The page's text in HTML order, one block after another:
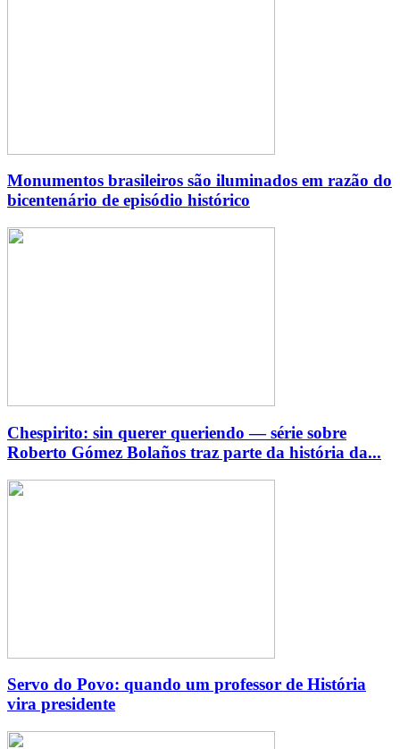
Monumentos brasileiros são iluminados em razão do
bicentenário de episódio histórico
Chespirito: sin querer queriendo — série sobre
Roberto Gómez Bolaños traz parte da história da...
Servo do Povo: quando um professor de História
vira presidente